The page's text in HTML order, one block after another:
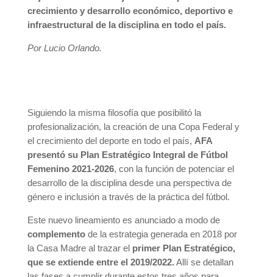
crecimiento y desarrollo económico, deportivo e
infraestructural de la disciplina en todo el país.
Por Lucio Orlando.
Siguiendo la misma filosofía que posibilitó la
profesionalización, la creación de una Copa Federal y
el crecimiento del deporte en todo el país, AFA
presentó su Plan Estratégico Integral de Fútbol
Femenino 2021-2026, con la función de potenciar el
desarrollo de la disciplina desde una perspectiva de
género e inclusión a través de la práctica del fútbol.
Este nuevo lineamiento es anunciado a modo de
complemento de la estrategia generada en 2018 por
la Casa Madre al trazar el primer Plan Estratégico,
que se extiende entre el 2019/2022. Allí se detallan